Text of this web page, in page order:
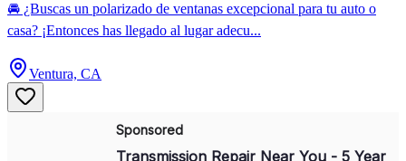
🚘 ¿Buscas un polarizado de ventanas excepcional para tu auto o
casa? ¡Entonces has llegado al lugar adecu...
Ventura, CA